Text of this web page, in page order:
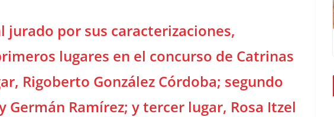
jurado por sus caracterizaciones,
lugares en el concurso de Catrinas
Rigoberto González Córdoba; segundo
Germán Ramírez; y tercer lugar, Rosa Itzel